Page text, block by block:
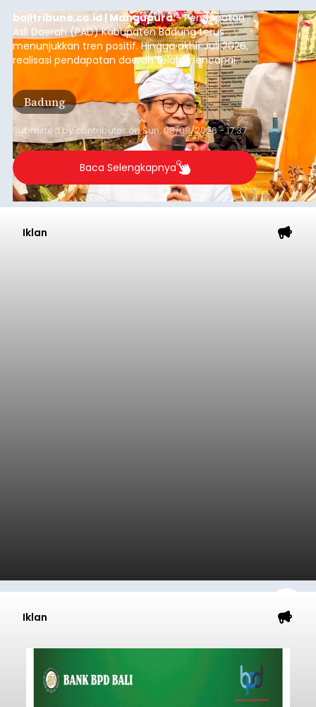
balitribune.co.id | Mangupura- Pendapatan
Asli Daerah (PAD) Kabupaten Badung terus
menunjukkan tren positif. Hingga akhir Juli 2026,
realisasi pendapatan daerah telah mencapai
Rp4,1 triliun atau rata-rata sekitar Rp730 miliar
per bulan, meningkat signifikan dibandingkan
rata-rata penerimaan sebelumnya yang berkisar
Rp350 miliar hingga Rp400 miliar per bulan.
Badung
Submitted by contributoronSun, 08/09/2026 - 17:37
Baca Selengkapnya
Iklan
Iklan